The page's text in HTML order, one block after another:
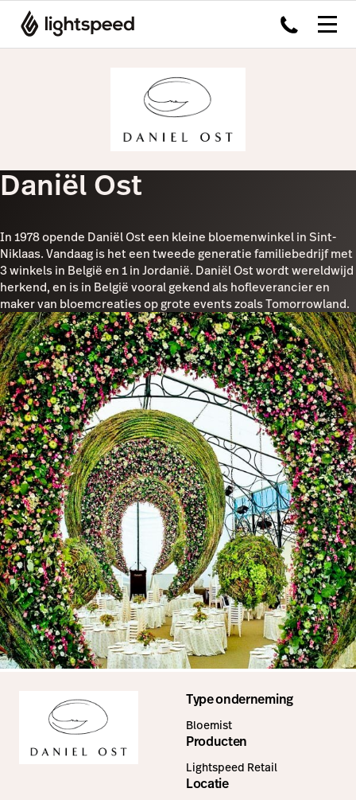
Daniël Ost
In 1978 opende Daniël Ost een kleine bloemenwinkel in Sint-
Niklaas. Vandaag is het een tweede generatie familiebedrijf met
3 winkels in België en 1 in Jordanië. Daniël Ost wordt wereldwijd
herkend, en is in België vooral gekend als hofleverancier en
maker van bloemcreaties op grote events zoals Tomorrowland.
Type onderneming
Bloemist
Producten
Lightspeed Retail
Locatie